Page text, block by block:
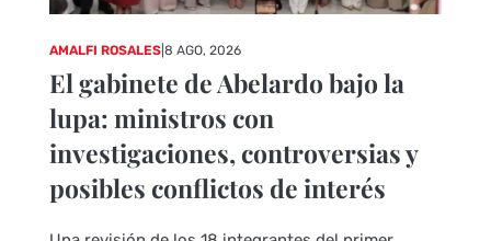
AMALFI ROSALES| 8 AGO, 2026
El gabinete de Abelardo bajo la
lupa: ministros con
investigaciones, controversias y
posibles conflictos de interés